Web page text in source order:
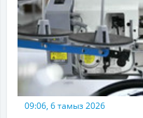
09:06, 6 тамыз 2026